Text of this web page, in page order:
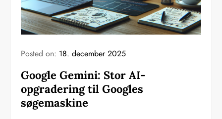
Posted on: 18. december 2025
Google Gemini: Stor AI-
opgradering til Googles
søgemaskine